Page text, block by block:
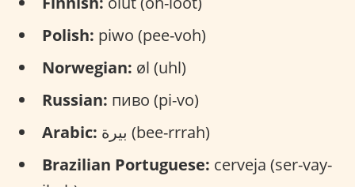
Polish: piwo (pee-voh)
Norwegian: øl (uhl)
Russian: пиво (pi-vo)
Arabic:
بيرة (bee-rrrah)
Brazilian Portuguese: cerveja (ser-vay-